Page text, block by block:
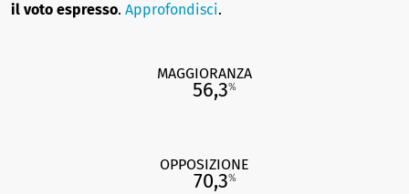
il voto espresso. Approfondisci.
MAGGIORANZA
56,3%
OPPOSIZIONE
70,3%